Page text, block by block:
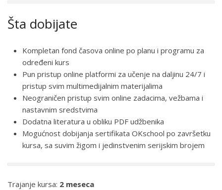
Šta dobijate
Kompletan fond časova online po planu i programu za
određeni kurs
Pun pristup online platformi za učenje na daljinu 24/7 i
pristup svim multimedijalnim materijalima
Neograničen pristup svim online zadacima, vežbama i
nastavnim sredstvima
Dodatna literatura u obliku PDF udžbenika
Mogućnost dobijanja sertifikata OKschool po završetku
kursa, sa suvim žigom i jedinstvenim serijskim brojem
Trajanje kursa: 2 meseca